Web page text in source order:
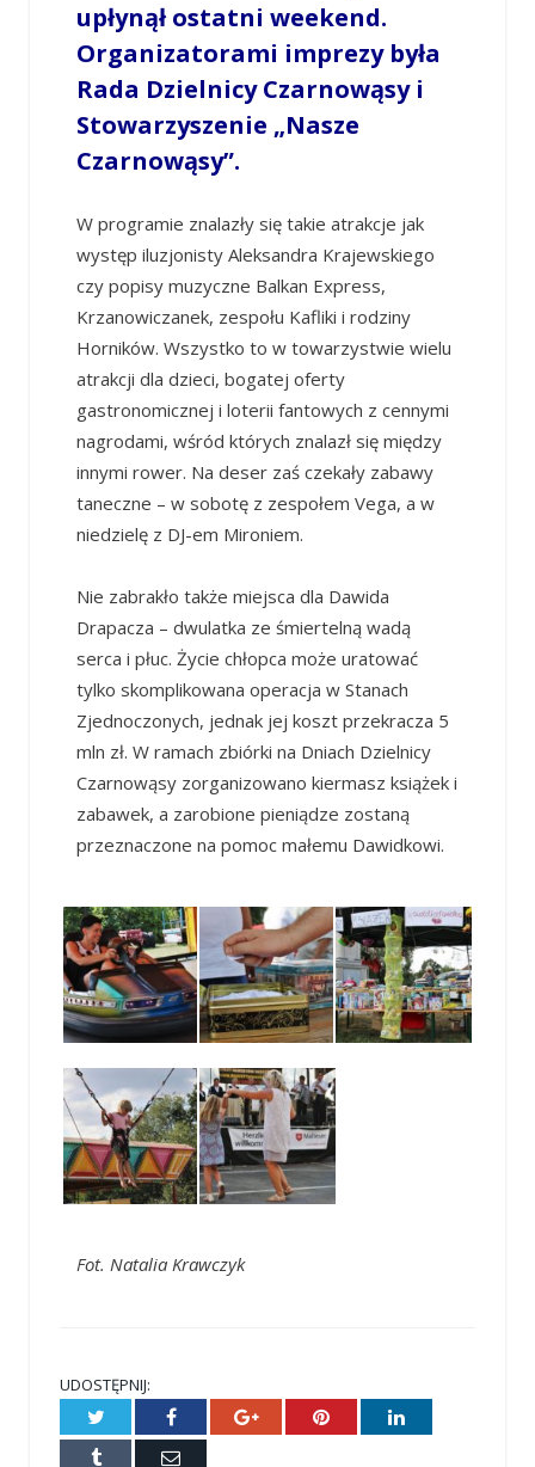
upłynął ostatni weekend.
Organizatorami imprezy była
Rada Dzielnicy Czarnowąsy i
Stowarzyszenie „Nasze
Czarnowąsy”.
W programie znalazły się takie atrakcje jak
występ iluzjonisty Aleksandra Krajewskiego
czy popisy muzyczne Balkan Express,
Krzanowiczanek, zespołu Kafliki i rodziny
Horników. Wszystko to w towarzystwie wielu
atrakcji dla dzieci, bogatej oferty
gastronomicznej i loterii fantowych z cennymi
nagrodami, wśród których znalazł się między
innymi rower. Na deser zaś czekały zabawy
taneczne – w sobotę z zespołem Vega, a w
niedzielę z DJ-em Mironiem.
Nie zabrakło także miejsca dla Dawida
Drapacza – dwulatka ze śmiertelną wadą
serca i płuc. Życie chłopca może uratować
tylko skomplikowana operacja w Stanach
Zjednoczonych, jednak jej koszt przekracza 5
mln zł. W ramach zbiórki na Dniach Dzielnicy
Czarnowąsy zorganizowano kiermasz książek i
zabawek, a zarobione pieniądze zostaną
przeznaczone na pomoc małemu Dawidkowi.
Fot. Natalia Krawczyk
UDOSTĘPNIJ:
Twitter Facebook Google+ Pinterest LinkedIn
Tumblr
E-